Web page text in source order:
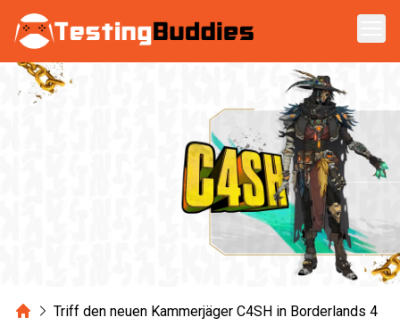
Zum Hauptinhalt springen
HomeTriff den neuen Kammerjäger C4SH in Borderlands 4